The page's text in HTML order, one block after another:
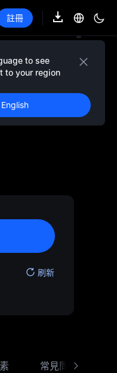
註冊
to see
to your region
English
刷新
常見問題 （FAQ）